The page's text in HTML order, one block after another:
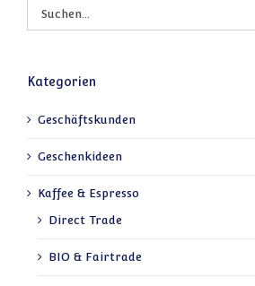
Kategorien
Geschäftskunden
Geschenkideen
Kaffee & Espresso
Direct Trade
BIO & Fairtrade